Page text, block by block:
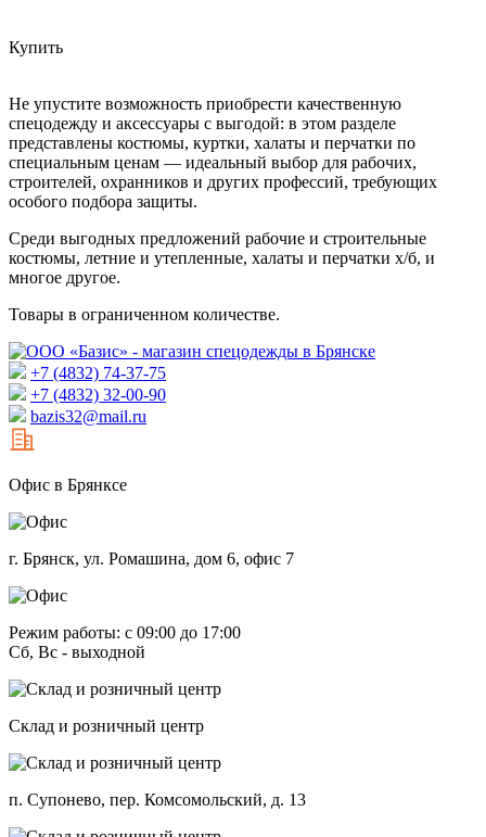
Купить
Не упустите возможность приобрести качественную
спецодежду и аксессуары с выгодой: в этом разделе
представлены костюмы, куртки, халаты и перчатки по
специальным ценам — идеальный выбор для рабочих,
строителей, охранников и других профессий, требующих
особого подбора защиты.
Среди выгодных предложений рабочие и строительные
костюмы, летние и утепленные, халаты и перчатки х/б, и
многое другое.
Товары в ограниченном количестве.
+7 (4832) 74-37-75
+7 (4832) 32-00-90
bazis32@mail.ru
Офис в Брянксе
г. Брянск, ул. Ромашина, дом 6, офис 7
Режим работы: с 09:00 до 17:00
Сб, Вс - выходной
Склад и розничный центр
п. Супонево, пер. Комсомольский, д. 13